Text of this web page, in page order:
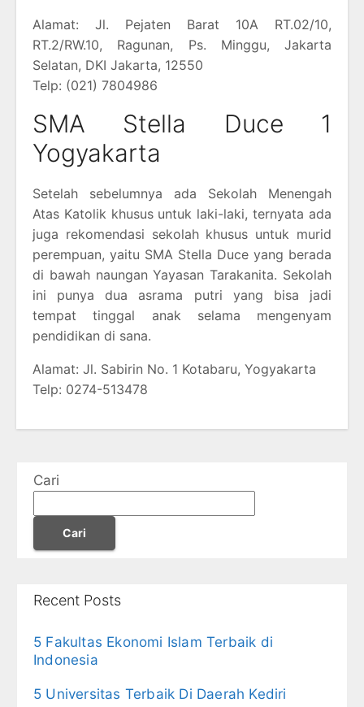
Alamat: Jl. Pejaten Barat 10A RT.02/10,
RT.2/RW.10, Ragunan, Ps. Minggu, Jakarta
Selatan, DKI Jakarta, 12550
Telp: (021) 7804986
SMA Stella Duce 1
Yogyakarta
Setelah sebelumnya ada Sekolah Menengah
Atas Katolik khusus untuk laki-laki, ternyata ada
juga rekomendasi sekolah khusus untuk murid
perempuan, yaitu SMA Stella Duce yang berada
di bawah naungan Yayasan Tarakanita. Sekolah
ini punya dua asrama putri yang bisa jadi
tempat tinggal anak selama mengenyam
pendidikan di sana.
Alamat: Jl. Sabirin No. 1 Kotabaru, Yogyakarta
Telp: 0274-513478
Cari
Cari
Recent Posts
5 Fakultas Ekonomi Islam Terbaik di
Indonesia
5 Universitas Terbaik Di Daerah Kediri